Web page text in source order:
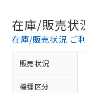
在庫/販売状
在庫/販売状況 ご
販売状況
機種区分